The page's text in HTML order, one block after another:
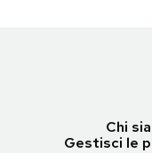
Chi
Gestisci le